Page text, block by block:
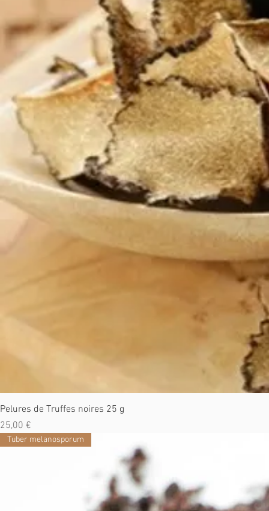
Pelures de Truffes noires 25 g
Prix
25,00 €
Tuber melanosporum